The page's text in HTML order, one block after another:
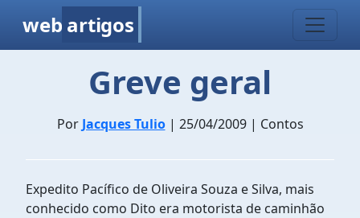
web artigos
Greve geral
Por Jacques Tulio| 25/04/2009 | Contos
Expedito Pacífico de Oliveira Souza e Silva, mais
conhecido como Dito era motorista de caminhão